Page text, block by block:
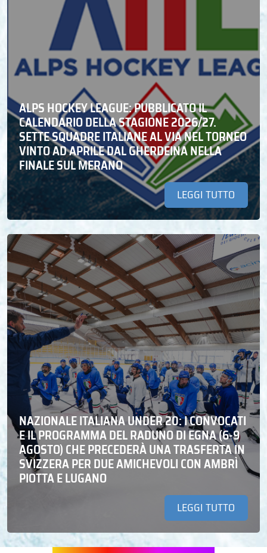
ALPS HOCKEY LEAGUE: PUBBLICATO IL
CALENDARIO DELLA STAGIONE 2026/27.
SETTE SQUADRE ITALIANE AL VIA NEL TORNEO
VINTO AD APRILE DAL GHERDEINA NELLA
FINALE SUL MERANO
LEGGI TUTTO
NAZIONALE ITALIANA UNDER 20: I CONVOCATI
E IL PROGRAMMA DEL RADUNO DI EGNA (6-9
AGOSTO) CHE PRECEDERÀ UNA TRASFERTA IN
SVIZZERA PER DUE AMICHEVOLI CON AMBRÌ
PIOTTA E LUGANO
LEGGI TUTTO